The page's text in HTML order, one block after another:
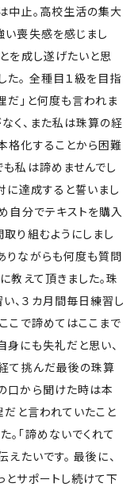
中止。高校生活の集大
い喪失感を感じまし
を成し遂げたいと思
た。 全種目１級を目指
だ」と何度も言われま
く、また私は珠算の経
格化することから困難
私は諦めませんでし
に達成すると誓いまし
自分でテキストを購入
り組むようにしまし
りながらも何度も質問
教えて頂きました。珠
、３カ月間毎日練習し
こで諦めてはここまで
身にも失礼だと思い、
て挑んだ最後の珠算
口から聞けた時は本
だと言われていたこと
「諦めないでくれて
えたいです。 最後に、
とサポートし続けて下